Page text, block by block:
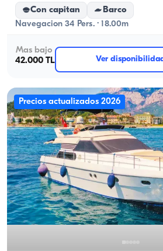
Con capitan
Barco
Navegacion 34 Pers. · 18.00m
Mas bajo
42.000 TL
Ver
Precios actualizados 2026